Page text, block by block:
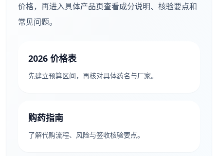
价格，再进入具体产品页查看成分说明、核验要点和
常见问题。
2026 价格表
先建立预算区间，再核对具体药名与厂家。
购药指南
了解代购流程、风险与签收核验要点。